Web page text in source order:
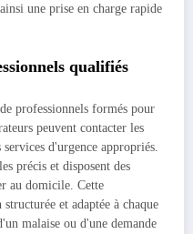
une prise en charge rapide
qualifiés
professionnels formés pour
peuvent contacter les
d'urgence appropriés.
précis et disposent des
au domicile. Cette
et adaptée à chaque
malaise ou d'une demande